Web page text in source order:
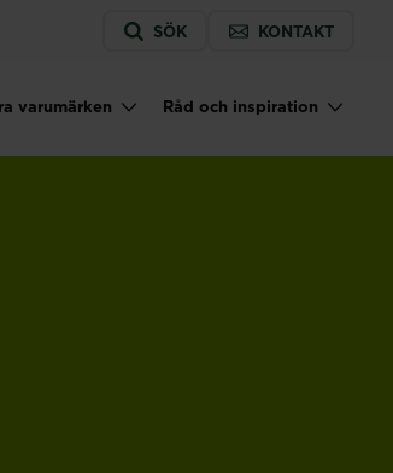
Service
menu
SÖK KONTAKT
varumärken Råd och inspiration